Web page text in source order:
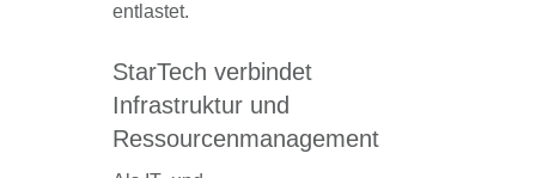
entlastet.
StarTech verbindet
Infrastruktur und
Ressourcenmanagement